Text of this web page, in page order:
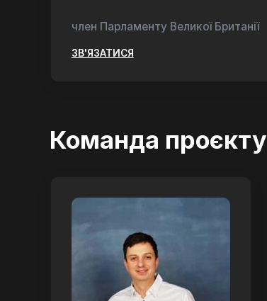
член Парламенту Великої Британії
ЗВ'ЯЗАТИСЯ
Команда проєкту